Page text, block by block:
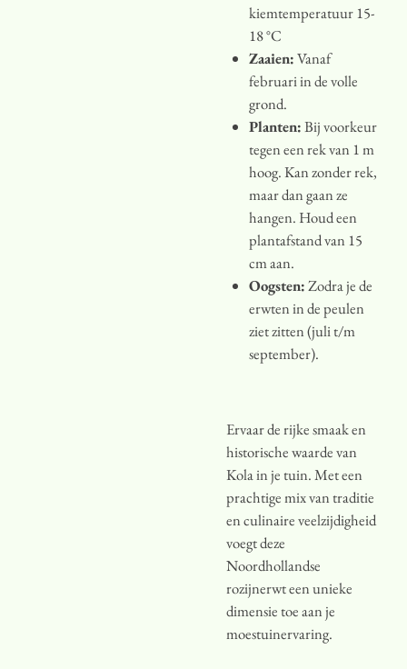
kiemtemperatuur 15-
18 °C
Zaaien:Vanaf
februari in de volle
grond.
Planten:Bij voorkeur
tegen een rek van 1 m
hoog. Kan zonder rek,
maar dan gaan ze
hangen. Houd een
plantafstand van 15
cm aan.
Oogsten:Zodra je de
erwten in de peulen
ziet zitten (juli t/m
september).
Ervaar de rijke smaak en
historische waarde van
Kola in je tuin. Met een
prachtige mix van traditie
en culinaire veelzijdigheid
voegt deze
Noordhollandse
rozijnerwt een unieke
dimensie toe aan je
moestuinervaring.